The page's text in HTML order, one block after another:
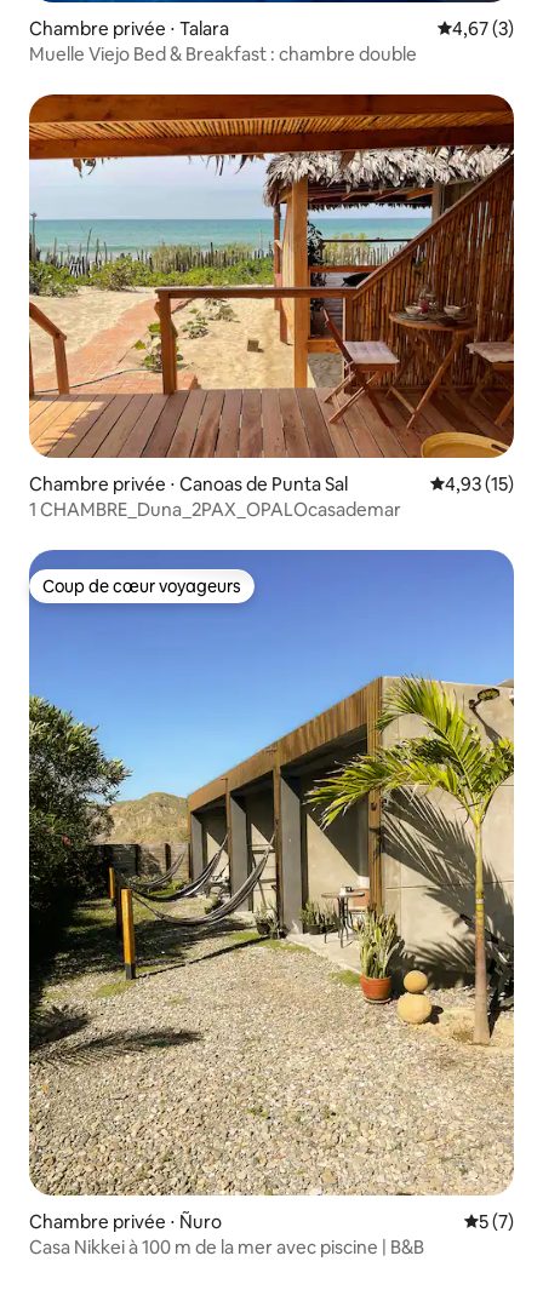
Chambre privée ⋅ Talara Évaluation
4,67 (3)
Muelle Viejo Bed & Breakfast : chambre double
Chambre privée ⋅ Canoas de Punta Sal Évaluation
4,93 (15)
1 CHAMBRE_Duna_2PAX_OPALOcasademar
Coup de cœur voyageurs
Coup de cœur voyageurs
Chambre privée ⋅ Ñuro
5 (7)
Casa Nikkei à 100 m de la mer avec piscine | B&B